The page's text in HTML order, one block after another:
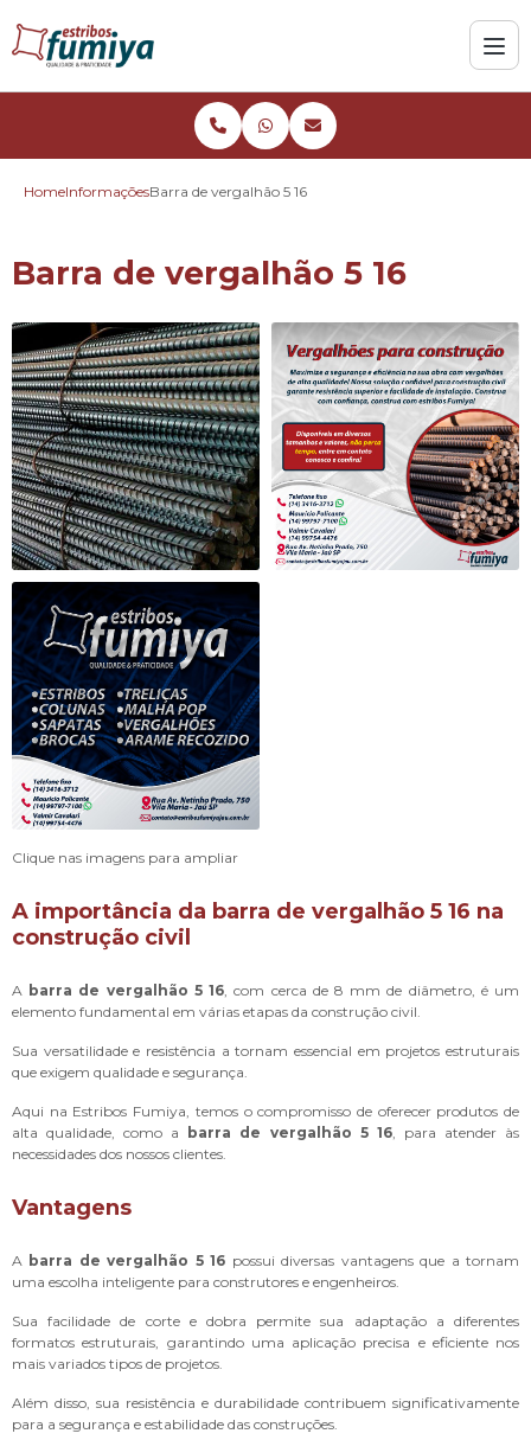
HomeInformaçõesBarra de vergalhão 5 16
Barra de vergalhão 5 16
Clique nas imagens para ampliar
A importância da barra de vergalhão 5 16 na
construção civil
A barra de vergalhão 5 16 , com cerca de 8 mm de diâmetro, é um
elemento fundamental em várias etapas da construção civil.
Sua versatilidade e resistência a tornam essencial em projetos estruturais
que exigem qualidade e segurança.
Aqui na Estribos Fumiya, temos o compromisso de oferecer produtos de
alta qualidade, como a barra de vergalhão 5 16, para atender às
necessidades dos nossos clientes.
Vantagens
A barra de vergalhão 5 16 possui diversas vantagens que a tornam
uma escolha inteligente para construtores e engenheiros.
Sua facilidade de corte e dobra permite sua adaptação a diferentes
formatos estruturais, garantindo uma aplicação precisa e eficiente nos
mais variados tipos de projetos.
Além disso, sua resistência e durabilidade contribuem significativamente
para a segurança e estabilidade das construções.